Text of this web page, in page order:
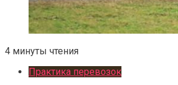
4 минуты чтения
Практика перевозок